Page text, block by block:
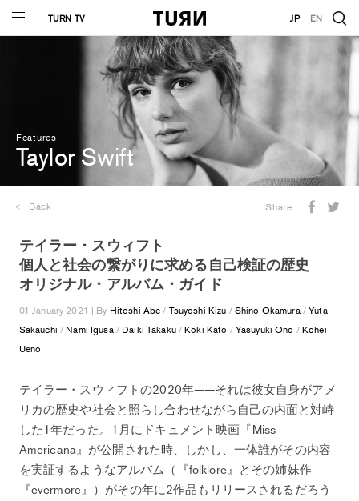
TURN TV JP EN
Features
Taylor Swift
Back Share
テイラー・スウィフト
個人と社会の繋がりに求める自己検証の歴史
オリジナル・アルバム・ガイド
01 January 2021 | By Hitoshi Abe / Tsuyoshi Kizu / Shino Okamura/Yuta
Sakauchi / Nami Igusa/ Daiki Takaku/Koki Kato / Yasuyuki Ono /Kohei
Ueno
テイラー・スウィフトの2020年——それは彼女自身がアメ
リカの歴史や社会と照らし合わせながら自己の内面と対峙
した1年だった。1月にドキュメント映画『Miss
Americana』が公開された時、しかし、一体誰がその内容
を実証するようなアルバム（『folklore』とその姉妹作
『evermore』）がその年に2作品もリリースされるだろう